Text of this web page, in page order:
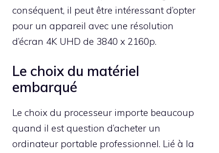
conséquent, il peut être intéressant d’opter
pour un appareil avec une résolution
d’écran 4K UHD de 3840 x 2160p.
Le choix du matériel
embarqué
Le choix du processeur importe beaucoup
quand il est question d’acheter un
ordinateur portable professionnel. Lié à la